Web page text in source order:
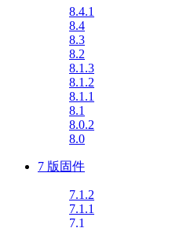
8.4.1
8.4
8.3
8.2
8.1.3
8.1.2
8.1.1
8.1
8.0.2
8.0
7 版固件
7.1.2
7.1.1
7.1